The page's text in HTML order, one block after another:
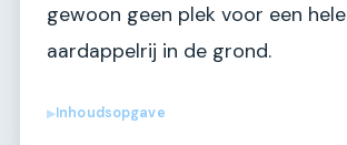
gewoon geen plek voor een hele
aardappelrij in de grond.
▶Inhoudsopgave